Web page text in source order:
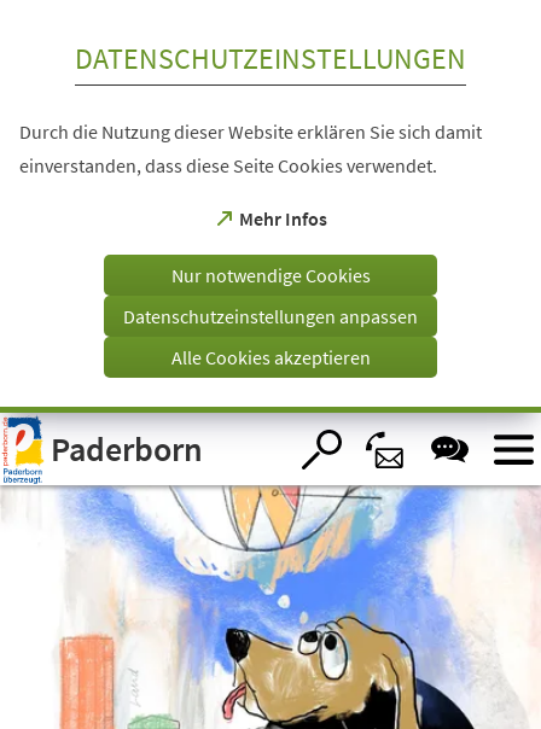
Visuelle
Assistenzsoftware
öffnen.
DATENSCHUTZEINSTELLUNGEN
Durch die Nutzung dieser Website erklären Sie sich damit
einverstanden, dass diese Seite Cookies verwendet.
Mehr Infos
(Öffnet
einem
Tab)
Nur notwendige Cookies
Datenschutzeinstellungen anpassen
Alle Cookies akzeptieren
Paderborn